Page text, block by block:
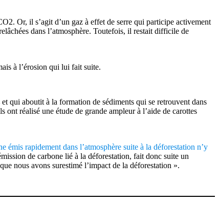
Or, il s’agit d’un gaz à effet de serre qui participe activement
dans l’atmosphère. Toutefois, il restait difficile de
à l’érosion qui lui fait suite.
qui aboutit à la formation de sédiments qui se retrouvent dans
réalisé une étude de grande ampleur à l’aide de carottes
émis rapidement dans l’atmosphère suite à la déforestation n’y
de carbone lié à la déforestation, fait donc suite un
nous avons surestimé l’impact de la déforestation ».